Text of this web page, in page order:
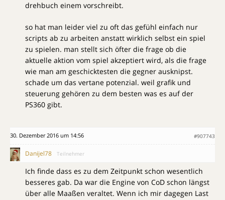
drehbuch einem vorschreibt.
so hat man leider viel zu oft das gefühl einfach nur
scripts ab zu arbeiten anstatt wirklich selbst ein spiel
zu spielen. man stellt sich öfter die frage ob die
aktuelle aktion vom spiel akzeptiert wird, als die frage
wie man am geschicktesten die gegner ausknipst.
schade um das vertane potenzial. weil grafik und
steuerung gehören zu dem besten was es auf der
PS360 gibt.
30. Dezember 2016 um 14:56 #907743
Danijel78 Teilnehmer
Ich finde dass es zu dem Zeitpunkt schon wesentlich
besseres gab. Da war die Engine von CoD schon längst
über alle Maaßen veraltet. Wenn ich mir dagegen Last